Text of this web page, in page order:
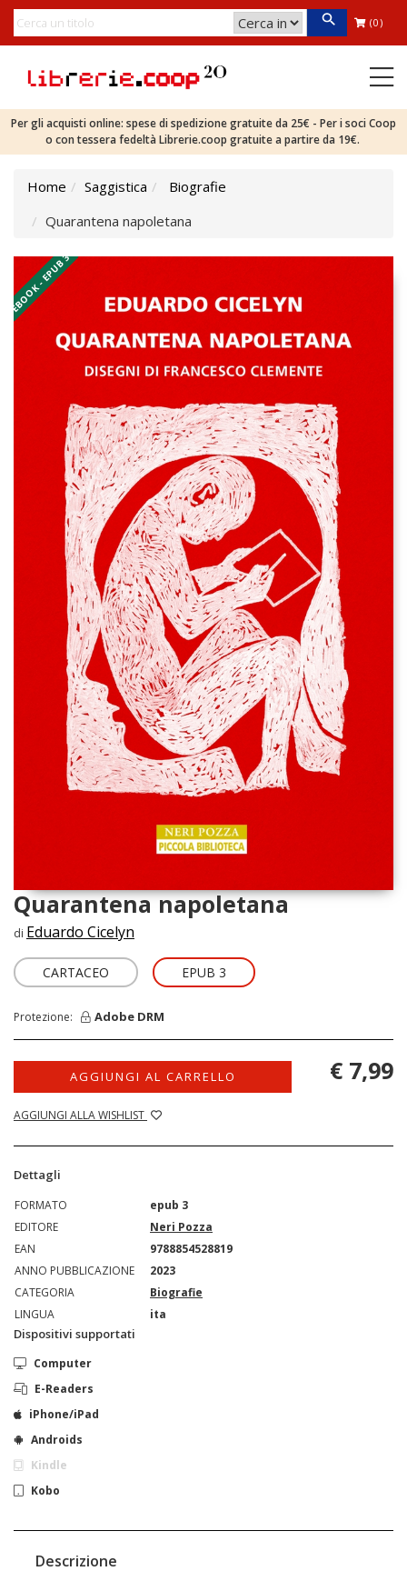
(0)
Per gli acquisti online: spese di spedizione gratuite da 25€ - Per i soci Coop
o con tessera fedeltà Librerie.coop gratuite a partire da 19€.
Home Saggistica
Biografie
Quarantena napoletana
EBOOK - EPUB 3
Quarantena napoletana
di Eduardo Cicelyn
CARTACEO EPUB 3
Protezione: Adobe DRM
AGGIUNGI AL CARRELLO
AGGIUNGI ALLA WISHLIST
€ 7,99
Dettagli
FORMATO
epub 3
EDITORE
Neri Pozza
EAN
9788854528819
ANNO PUBBLICAZIONE
2023
CATEGORIA
Biografie
LINGUA
ita
Dispositivi supportati
Computer
E-Readers
iPhone/iPad
Androids
Kindle
Kobo
Descrizione